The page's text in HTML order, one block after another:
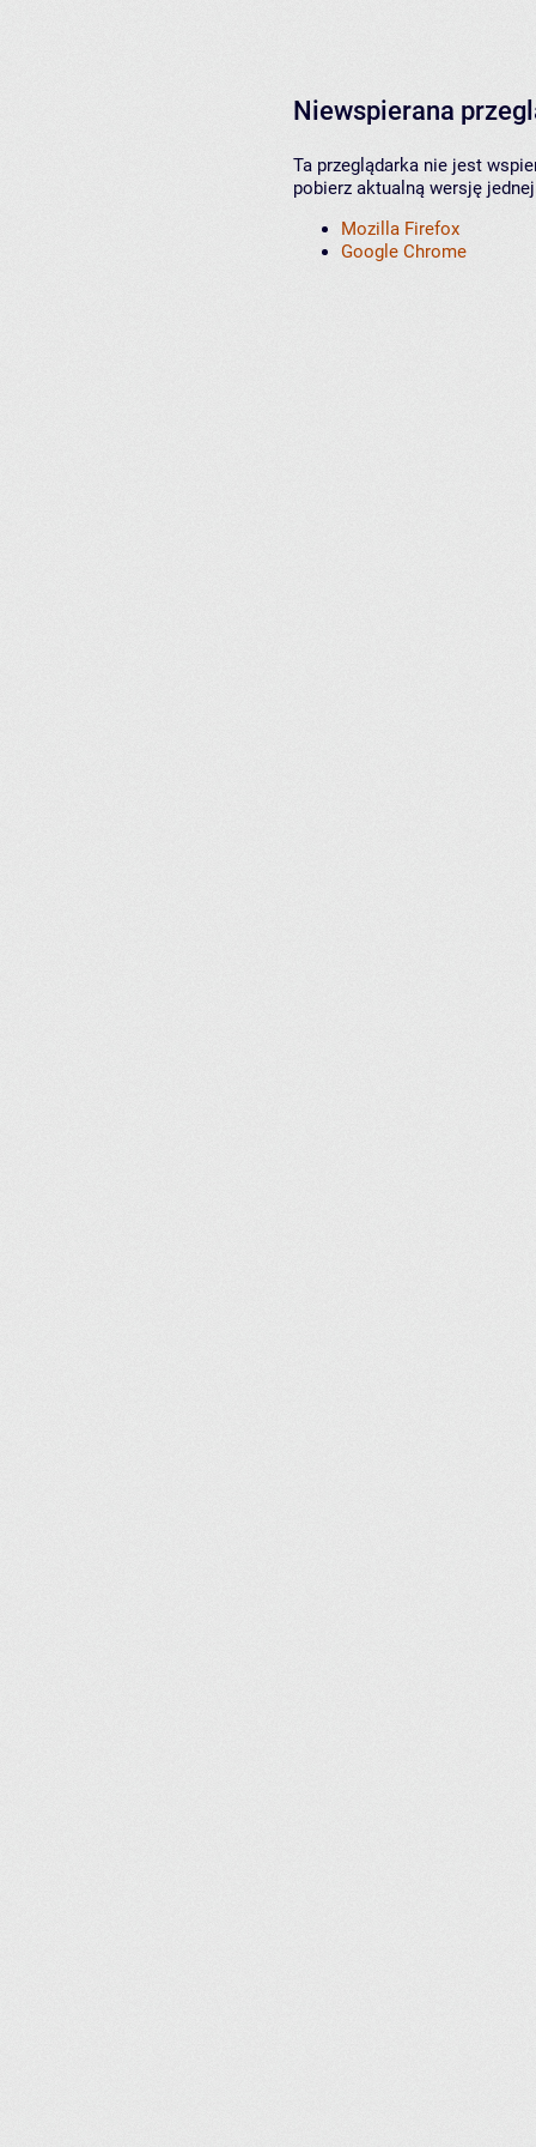
Niewspierana
Ta przeglądarka nie jest
pobierz aktualną wersję
Mozilla Firefox
Google Chrome